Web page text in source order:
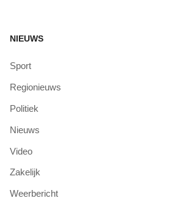
NIEUWS
Sport
Regionieuws
Politiek
Nieuws
Video
Zakelijk
Weerbericht